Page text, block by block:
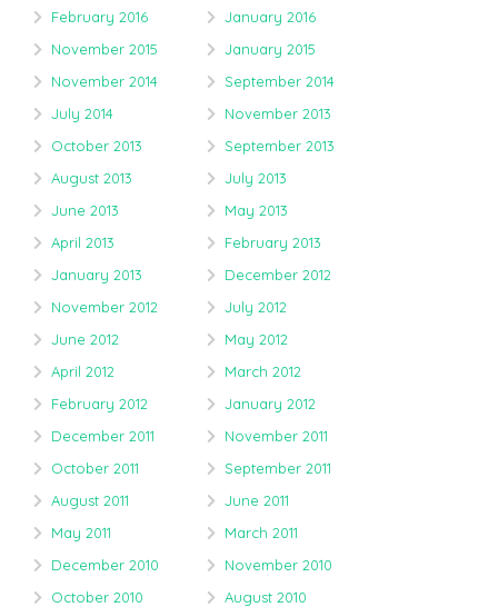
February 2016
January 2016
November 2015
January 2015
November 2014
September 2014
July 2014
November 2013
October 2013
September 2013
August 2013
July 2013
June 2013
May 2013
April 2013
February 2013
January 2013
December 2012
November 2012
July 2012
June 2012
May 2012
April 2012
March 2012
February 2012
January 2012
December 2011
November 2011
October 2011
September 2011
August 2011
June 2011
May 2011
March 2011
December 2010
November 2010
October 2010
August 2010